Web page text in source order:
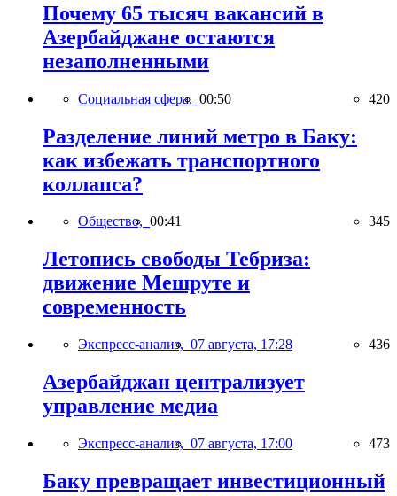
Почему 65 тысяч вакансий в
Азербайджане остаются
незаполненными
Социальная сфера, 00:50 420
Разделение линий метро в Баку:
как избежать транспортного
коллапса?
Общество, 00:41 345
Летопись свободы Тебриза:
движение Мешруте и
современность
Экспресс-анализ, 07 августа, 17:28 436
Азербайджан централизует
управление медиа
Экспресс-анализ, 07 августа, 17:00 473
Баку превращает инвестиционный